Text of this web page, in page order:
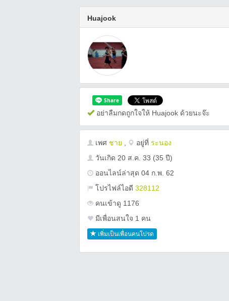
Huajook
อย่าลืมกดถูกใจให้ Huajook ด้วยนะจ๊ะ
เพศ ชาย อยู่ที่ ระนอง
วันเกิด 20 ส.ค. 33 (35 ปี)
ออนไลน์ล่าสุด 04 ก.พ. 62
โปรไฟล์ไอดี 328112
คนเข้าดู 1176
มีเพื่อนสนใจ 1 คน
เพิ่มเป็นเพื่อนคนโปรด